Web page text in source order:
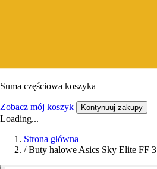
Suma częściowa koszyka
Zobacz mój koszyk Kontynuuj zakupy
Loading...
Strona główna
/ Buty halowe Asics Sky Elite FF 3